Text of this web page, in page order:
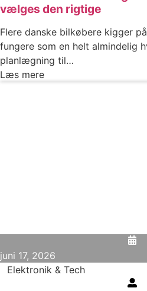
vælges den rigtige
Flere danske bilkøbere kigger
fungere som en helt almindelig
planlægning til…
Læs mere
juni 17, 2026
Elektronik & Tech